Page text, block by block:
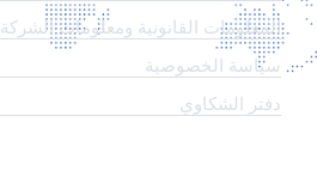
المعلومات القانونية ومعلومات الشركة
سياسة الخصوصية
دفتر الشكاوي